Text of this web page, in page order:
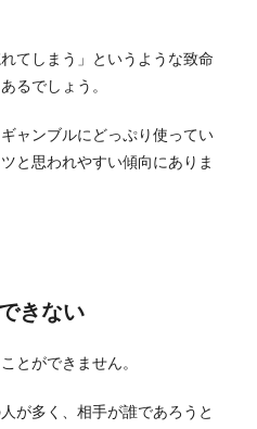
てしまう」というような致命
るでしょう。
ャンブルにどっぷり使ってい
と思われやすい傾向にありま
きない
とができません。
が多く、相手が誰であろうと